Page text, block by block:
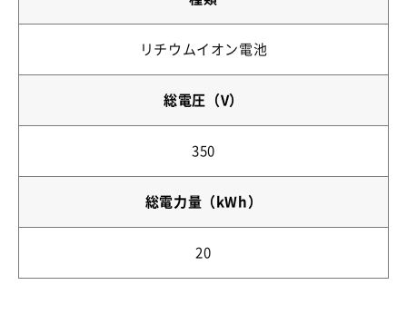
リチウムイオン電池
総電圧（V）
350
総電力量（kWh）
20